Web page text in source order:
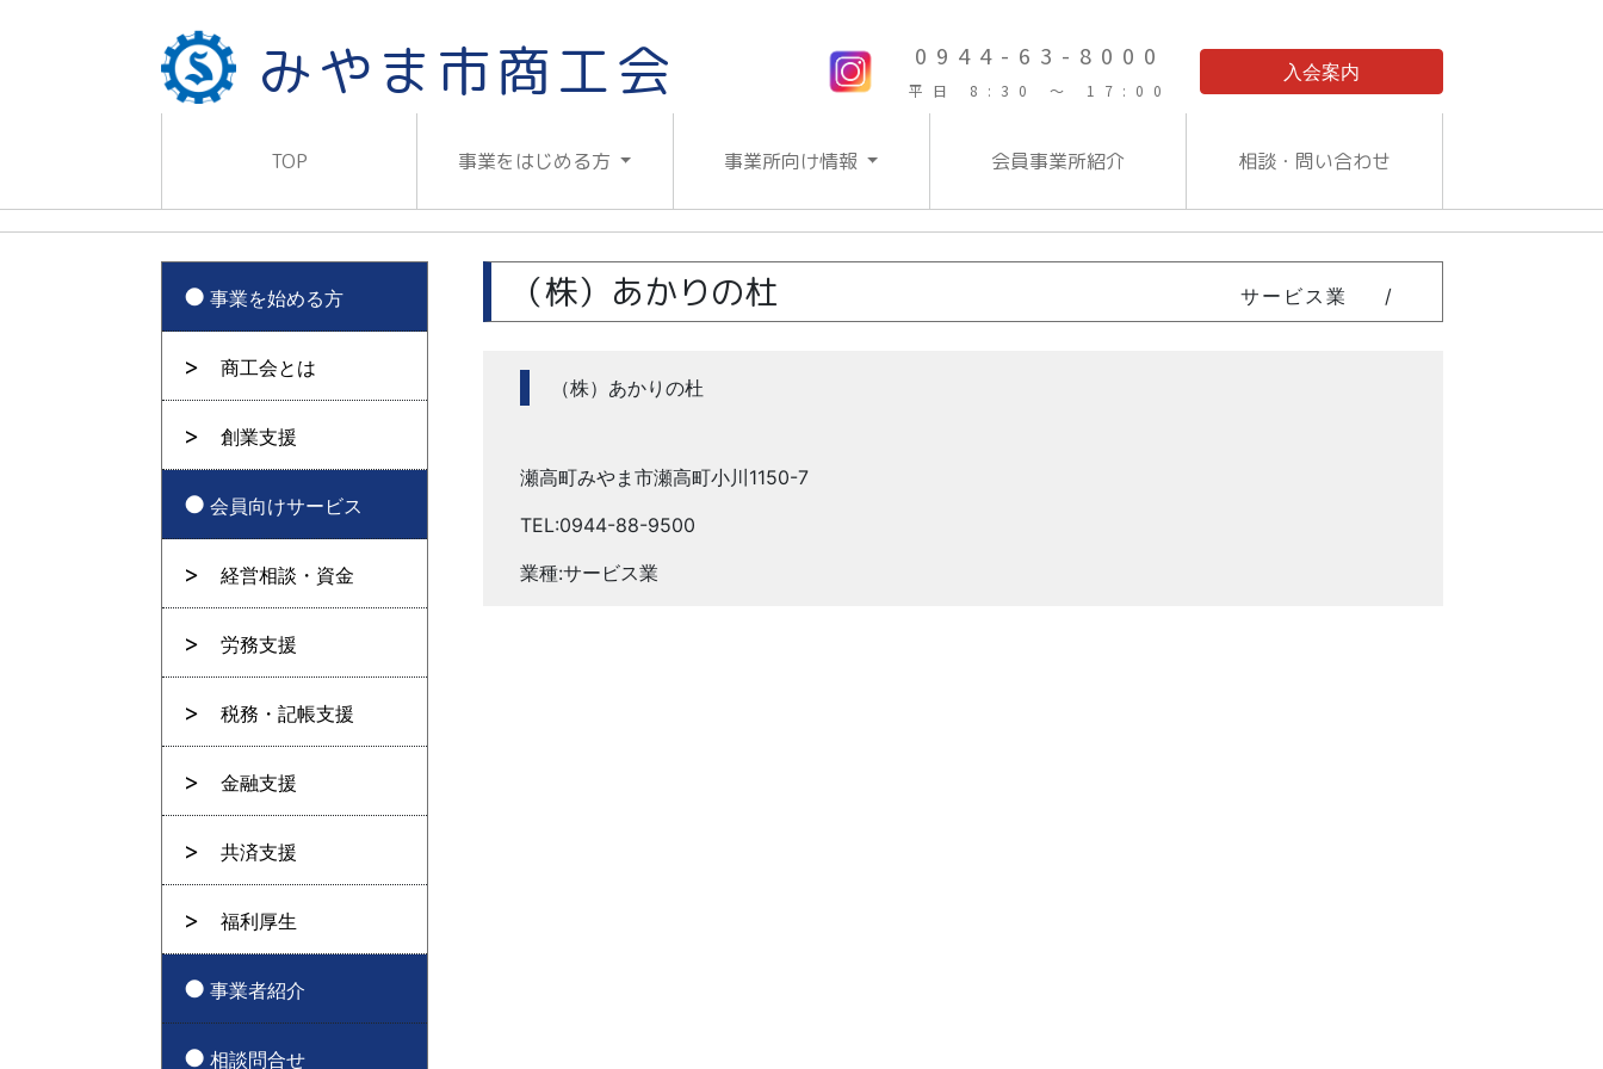
みやま市商工会 0944-63-8000
平日 8:30 ～ 17:00
入会案内
TOP 事業をはじめる方 事業所向け情報 会員事業所紹介 相談・問い合わせ
（株）あかりの杜 サービス業 /
（株）あかりの杜
瀬高町みやま市瀬高町小川1150-7
TEL:0944-88-9500
業種:サービス業
事業を始める方
商工会とは
創業支援
会員向けサービス
経営相談・資金
労務支援
税務・記帳支援
金融支援
共済支援
福利厚生
事業者紹介
相談問合せ